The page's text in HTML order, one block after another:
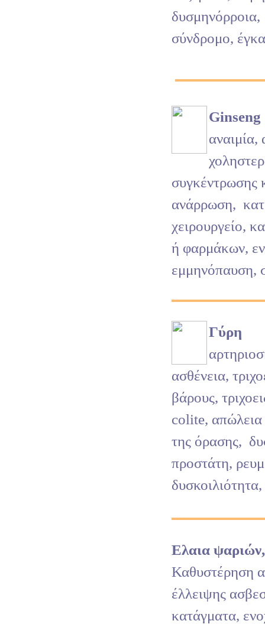
δυσμηνόρροια,
σύνδρομο,
Ginseng
αναιμία,
συγκέντρωσης
ανάρρωση,
χειρουργείο,
ή φαρμάκων,
εμμηνόπαυση,
Γύρη
ασθένεια,
βάρους,
colite,
της όρασης,
προστάτη,
Ελαια
Καθυστέρηση
έλλειψης
κατάγματα,